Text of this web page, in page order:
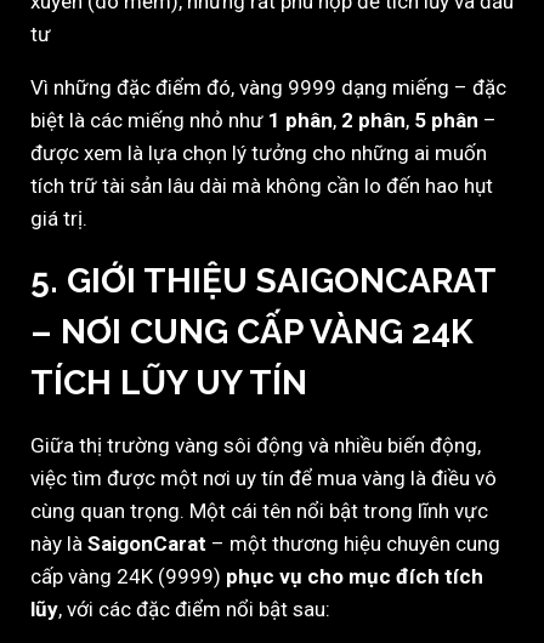
tư
Vì những đặc điểm đó, vàng 9999 dạng miếng – đặc
biệt là các miếng nhỏ như 1 phân, 2 phân, 5 phân –
được xem là lựa chọn lý tưởng cho những ai muốn
tích trữ tài sản lâu dài mà không cần lo đến hao hụt
giá trị.
5. GIỚI THIỆU SAIGONCARAT
– NƠI CUNG CẤP VÀNG 24K
TÍCH LŨY UY TÍN
Giữa thị trường vàng sôi động và nhiều biến động,
việc tìm được một nơi uy tín để mua vàng là điều vô
cùng quan trọng. Một cái tên nổi bật trong lĩnh vực
này là SaigonCarat – một thương hiệu chuyên cung
cấp vàng 24K (9999) phục vụ cho mục đích tích
lũy, với các đặc điểm nổi bật sau: